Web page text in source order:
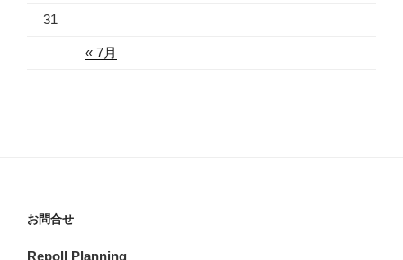
« 7月
31
お問合せ
Repoll Planning